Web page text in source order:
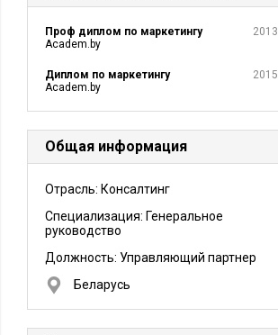
Проф диплом по маркетингу
Academ.by
2013
Диплом по маркетингу
Academ.by
2015
Общая информация
Отрасль: Консалтинг
Специализация: Генеральное
руководство
Должность: Управляющий партнер
Беларусь